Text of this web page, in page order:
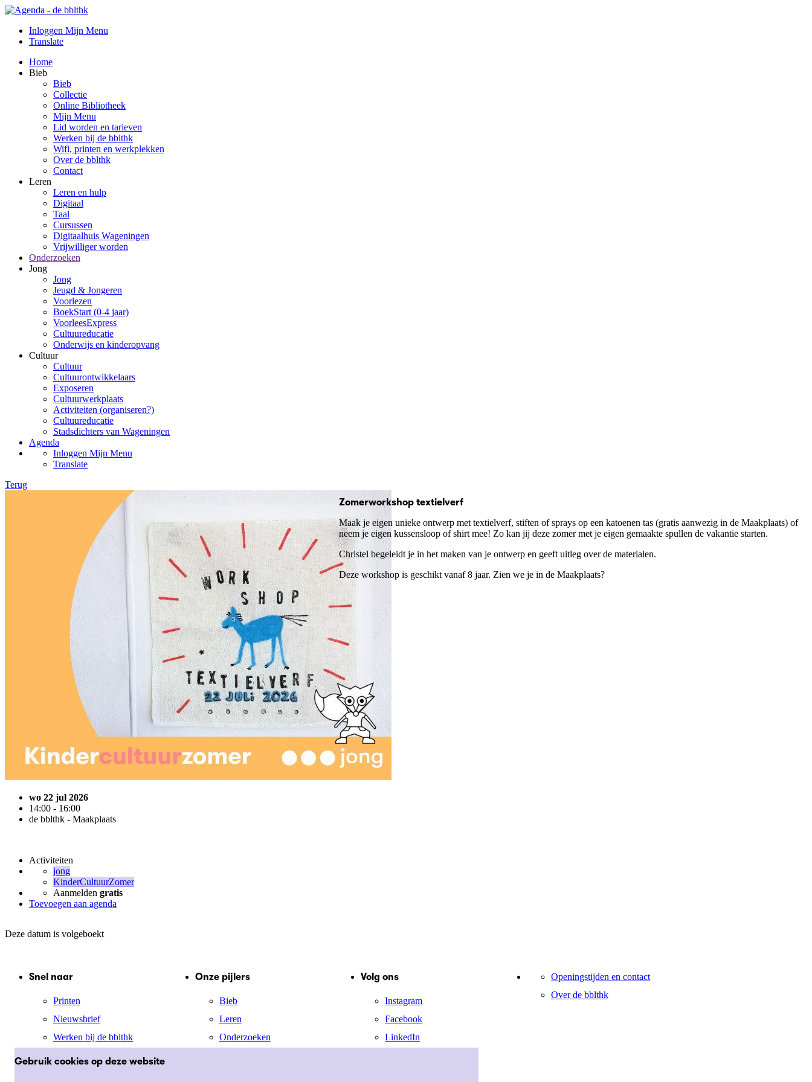
Gebruik cookies op deze website
Inloggen Mijn Menu
Translate
Home
Bieb
Bieb
Collectie
Online Bibliotheek
Mijn Menu
Lid worden en tarieven
Werken bij de bblthk
Wifi, printen en werkplekken
Over de bblthk
Contact
Leren
Leren en hulp
Digitaal
Taal
Cursussen
Digitaalhuis Wageningen
Vrijwilliger worden
Onderzoeken
Jong
Jong
Jeugd & Jongeren
Voorlezen
BoekStart (0-4 jaar)
VoorleesExpress
Cultuureducatie
Onderwijs en kinderopvang
Cultuur
Cultuur
Cultuurontwikkelaars
Exposeren
Cultuurwerkplaats
Activiteiten (organiseren?)
Cultuureducatie
Stadsdichters van Wageningen
Agenda
Inloggen Mijn Menu
Translate
Terug
wo 22 jul 2026
14:00 - 16:00
de bblthk - Maakplaats
Activiteiten
jong
KinderCultuurZomer
Aanmelden gratis
Toevoegen aan agenda
Zomerworkshop textielverf
Maak je eigen unieke ontwerp met textielverf, stiften of sprays op een katoenen tas (gratis aanwezig in de Maakplaats) of
neem je eigen kussensloop of shirt mee! Zo kan jij deze zomer met je eigen gemaakte spullen de vakantie starten.
Christel begeleidt je in het maken van je ontwerp en geeft uitleg over de materialen.
Deze workshop is geschikt vanaf 8 jaar. Zien we je in de Maakplaats?
Deze datum is volgeboekt
Snel naar
Printen
Nieuwsbrief
Werken bij de bblthk
Mijn menu
Onze pijlers
Bieb
Leren
Onderzoeken
Volg ons
Instagram
Facebook
LinkedIn
Openingstijden en contact
Over de bblthk